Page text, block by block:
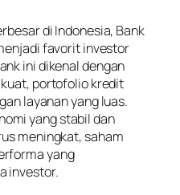
di Indonesia, Bank
favorit investor
ini dikenal dengan
portofolio kredit
layanan yang luas.
yang stabil dan
meningkat, saham
yang
investor.